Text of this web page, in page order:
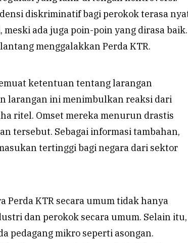
diskriminatif bagi perokok terasa
ada juga poin-poin yang dirasa baik.
menggalakkan Perda KTR.
ketentuan tentang larangan
larangan ini menimbulkan reaksi dari
ritel. Omset mereka menurun drastis
tersebut. Sebagai informasi tambahan,
tertinggi bagi negara dari sektor
Perda KTR secara umum tidak hanya
dan perokok secara umum. Selain itu,
pedagang mikro seperti asongan.